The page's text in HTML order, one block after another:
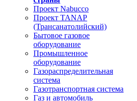
Проект Nabucco
Проект TANAP
(Трансанатолийский)
Бытовое газовое
оборудование
Промышленное
оборудование
Газораспределительная
система
Газотранспортная система
Газ и автомобиль